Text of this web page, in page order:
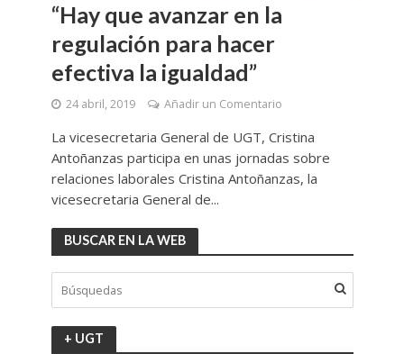
“Hay que avanzar en la
regulación para hacer
efectiva la igualdad”
24 abril, 2019 Añadir un Comentario
La vicesecretaria General de UGT, Cristina
Antoñanzas participa en unas jornadas sobre
relaciones laborales Cristina Antoñanzas, la
vicesecretaria General de...
BUSCAR EN LA WEB
+ UGT